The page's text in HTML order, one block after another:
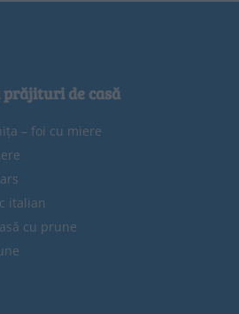
de casă
– foi cu miere
italian
cu prune